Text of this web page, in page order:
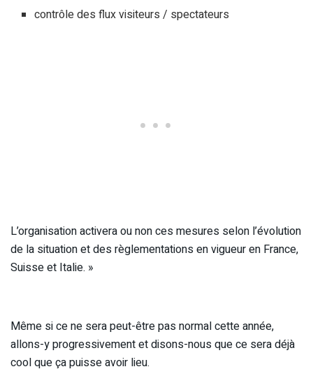
contrôle des flux visiteurs / spectateurs
L’organisation activera ou non ces mesures selon l’évolution
de la situation et des règlementations en vigueur en France,
Suisse et Italie. »
Même si ce ne sera peut-être pas normal cette année,
allons-y progressivement et disons-nous que ce sera déjà
cool que ça puisse avoir lieu.